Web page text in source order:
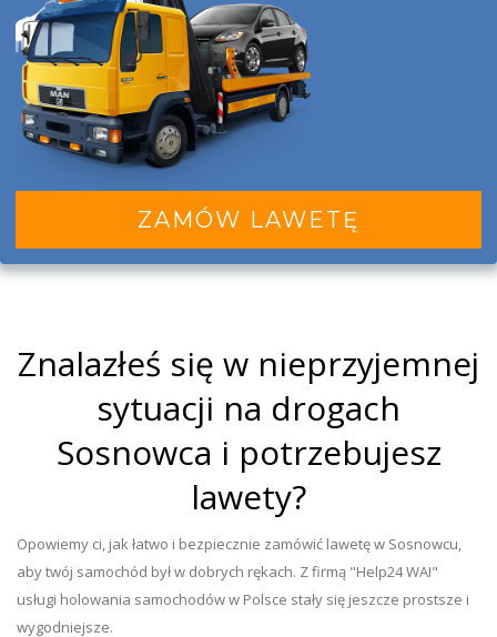
ZAMÓW LAWETĘ
Znalazłeś się w nieprzyjemnej
sytuacji na drogach
Sosnowca i potrzebujesz
lawety?
Opowiemy ci, jak łatwo i bezpiecznie zamówić lawetę w Sosnowcu,
aby twój samochód był w dobrych rękach. Z firmą "Help24 WAI"
usługi holowania samochodów w Polsce stały się jeszcze prostsze i
wygodniejsze.